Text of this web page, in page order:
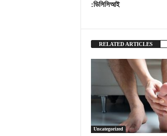
:ডিসিসিআই
RELATED ARTICLES
Uncategorized